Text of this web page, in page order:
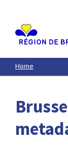
contenu
principal
Home